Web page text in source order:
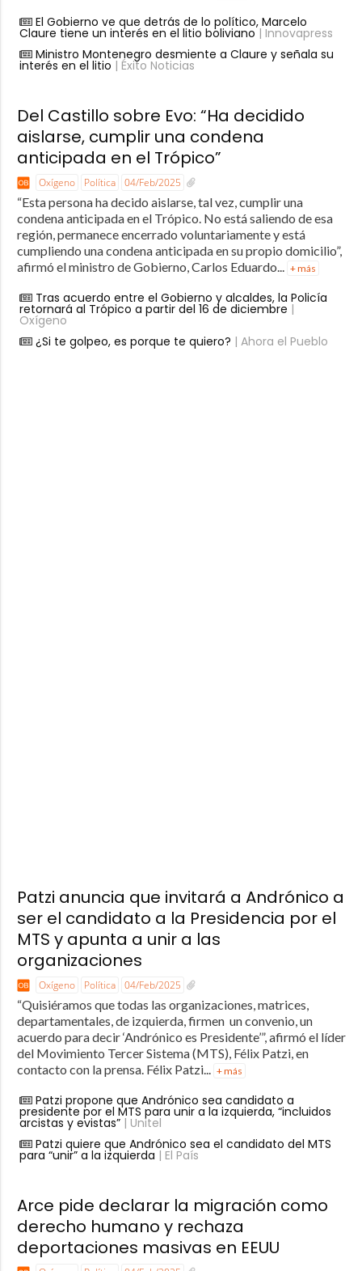
El Gobierno ve que detrás de lo político, Marcelo
Claure tiene un interés en el litio boliviano | Innovapress
Ministro Montenegro desmiente a Claure y señala su
interés en el litio | Éxito Noticias
Del Castillo sobre Evo: “Ha decidido
aislarse, cumplir una condena
anticipada en el Trópico”
Oxígeno Política 04/Feb/2025
“Esta persona ha decido aislarse, tal vez, cumplir una
condena anticipada en el Trópico. No está saliendo de esa
región, permanece encerrado voluntariamente y está
cumpliendo una condena anticipada en su propio domicilio”,
afirmó el ministro de Gobierno, Carlos Eduardo... + más
Tras acuerdo entre el Gobierno y alcaldes, la Policía
retornará al Trópico a partir del 16 de diciembre |
Oxígeno
¿Si te golpeo, es porque te quiero? | Ahora el Pueblo
Patzi anuncia que invitará a Andrónico a
ser el candidato a la Presidencia por el
MTS y apunta a unir a las
organizaciones
Oxígeno Política 04/Feb/2025
“Quisiéramos que todas las organizaciones, matrices,
departamentales, de izquierda, firmen un convenio, un
acuerdo para decir ‘Andrónico es Presidente’”, afirmó el líder
del Movimiento Tercer Sistema (MTS), Félix Patzi, en
contacto con la prensa. Félix Patzi...
+ más
Patzi propone que Andrónico sea candidato a
presidente por el MTS para unir a la izquierda, “incluidos
arcistas y evistas”| Unitel
Patzi quiere que Andrónico sea el candidato del MTS
para “unir” a la izquierda | El País
Arce pide declarar la migración como
derecho humano y rechaza
deportaciones masivas en EEUU